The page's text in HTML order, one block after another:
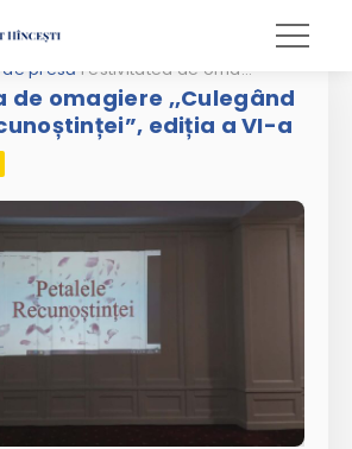
presă Festivitatea de omagiere ,,Culegând petalele recunoștinței”, ediția a VI-a
de omagiere ,,Culegând
ediția a VI-a